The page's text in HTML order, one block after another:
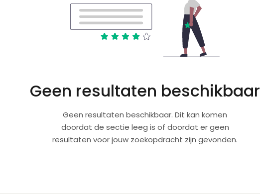
Geen resultaten beschikbaar
Geen resultaten beschikbaar. Dit kan komen
doordat de sectie leeg is of doordat er geen
resultaten voor jouw zoekopdracht zijn gevonden.